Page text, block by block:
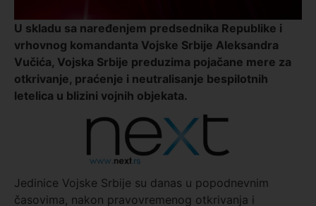
U skladu sa naređenjem predsednika Republike i
vrhovnog komandanta Vojske Srbije Aleksandra
Vučića, Vojska Srbije preduzima pojačane mere za
otkrivanje, praćenje i neutralisanje bespilotnih
letelica u blizini vojnih objekata.
Jedinice Vojske Srbije su danas u popodnevnim
časovima, nakon pravovremenog otkrivanja i